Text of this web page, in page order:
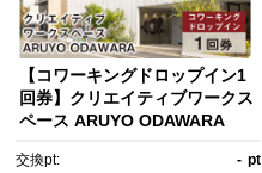
【コワーキングドロップイン1
回券】クリエイティブワークス
ペース ARUYO ODAWARA
交換pt: - pt